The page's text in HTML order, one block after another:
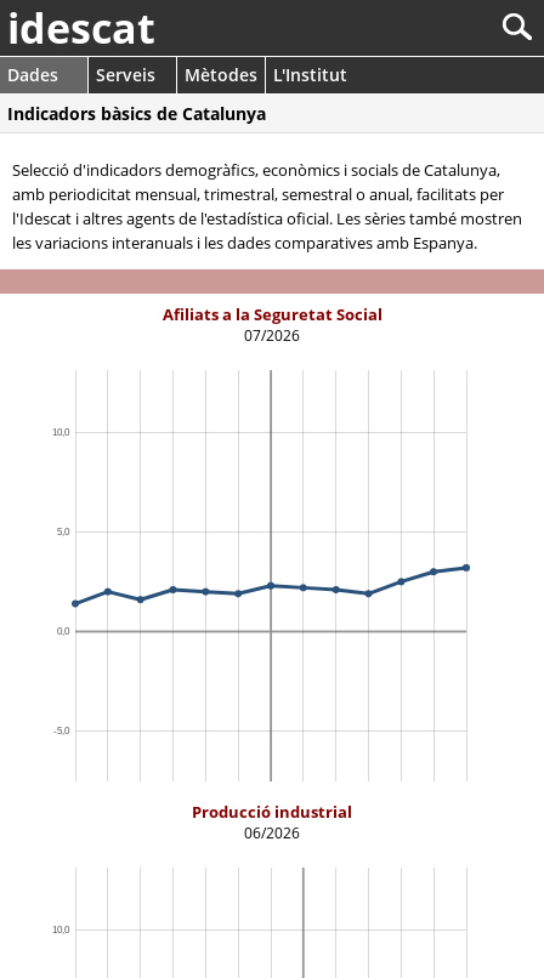
idescat
Dades Serveis Mètodes
L'Institut
Indicadors bàsics de Catalunya
Selecció d'indicadors demogràfics, econòmics i socials de Catalunya,
amb periodicitat mensual, trimestral, semestral o anual, facilitats per
l'Idescat i altres agents de l'estadística oficial. Les sèries també mostren
les variacions interanuals i les dades comparatives amb Espanya.
Afiliats a la Seguretat Social
07/2026
Producció industrial
06/2026